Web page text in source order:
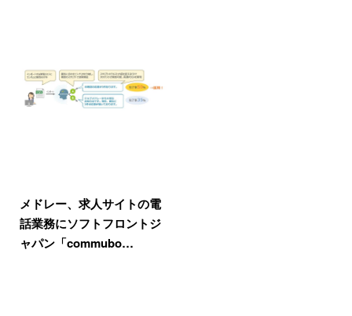
メドレー、求人サイトの電
話業務にソフトフロントジ
ャパン「commubo…